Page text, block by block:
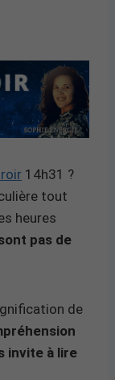
14h31 ?
tout
heures
pas de
de
invite à lire